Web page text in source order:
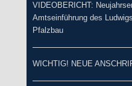
VIDEOBERICHT:
Amtseinführung des
Pfalzbau
WICHTIG! NEUE